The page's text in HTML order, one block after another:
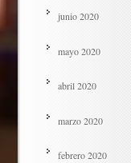
junio 2020
mayo 2020
abril 2020
marzo 2020
febrero 2020